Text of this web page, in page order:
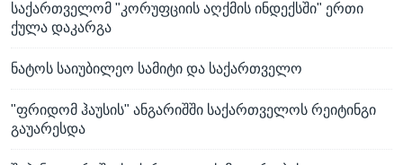
საქართველომ "კორუფციის აღქმის ინდექსში" ერთი
ქულა დაკარგა
ნატოს საიუბილეო სამიტი და საქართველო
"ფრიდომ ჰაუსის" ანგარიშში საქართველოს რეიტინგი
გაუარესდა